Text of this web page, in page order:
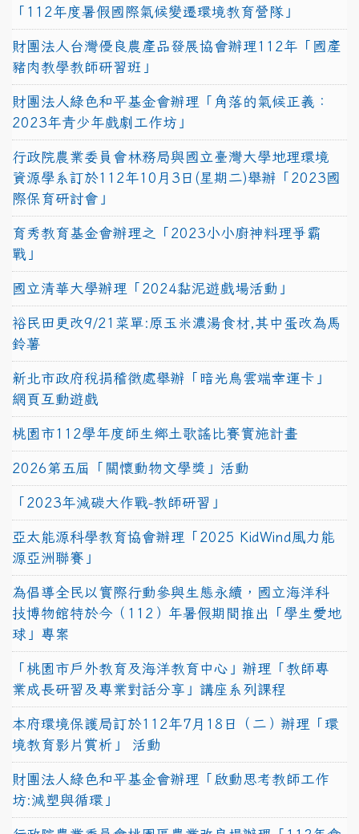
「112年度暑假國際氣候變遷環境教育營隊」
財團法人台灣優良農產品發展協會辦理112年「國產
豬肉教學教師研習班」
財團法人綠色和平基金會辦理「角落的氣候正義：
2023年青少年戲劇工作坊」
行政院農業委員會林務局與國立臺灣大學地理環境
資源學系訂於112年10月3日(星期二)舉辦「2023國
際保育研討會」
育秀教育基金會辦理之「2023小小廚神料理爭霸
戰」
國立清華大學辦理「2024黏泥遊戲場活動」
裕民田更改9/21菜單:原玉米濃湯食材,其中蛋改為馬
鈴薯
新北市政府稅捐稽徵處舉辦「暗光鳥雲端幸運卡」
網頁互動遊戲
桃園市112學年度師生鄉土歌謠比賽實施計畫
2026第五屆「關懷動物文學獎」活動
「2023年減碳大作戰-教師研習」
亞太能源科學教育協會辦理「2025 KidWind風力能
源亞洲聯賽」
為倡導全民以實際行動參與生態永續，國立海洋科
技博物館特於今（112）年暑假期間推出「學生愛地
球」專案
「桃園市戶外教育及海洋教育中心」辦理「教師專
業成長研習及專業對話分享」講座系列課程
本府環境保護局訂於112年7月18日（二）辦理「環
境教育影片賞析」 活動
財團法人綠色和平基金會辦理「啟動思考教師工作
坊:減塑與循環」